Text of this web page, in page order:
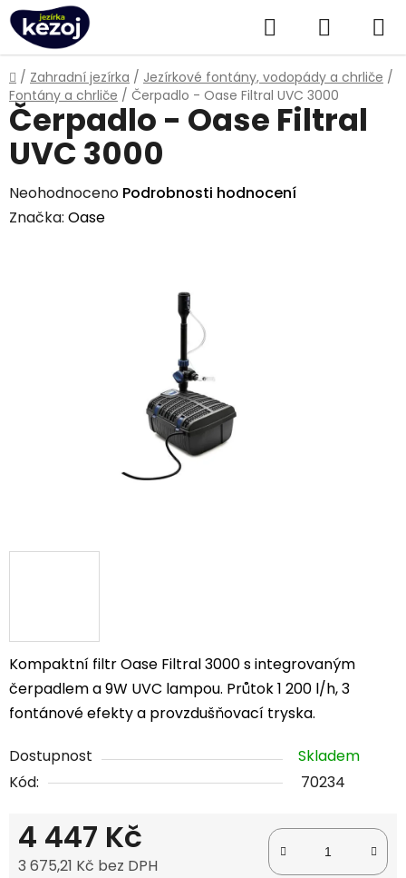
Přejít
na
obsah
Hledat
KOŠÍK
Domů
/ Zahradní jezírka / Jezírkové fontány, vodopády a chrliče /
Fontány a chrliče / Čerpadlo - Oase Filtral UVC 3000
Kompaktní filtr Oase Filtral 3000 s integrovaným
čerpadlem a 9W UVC lampou. Průtok 1 200 l/h, 3
fontánové efekty a provzdušňovací tryska.
Dostupnost
Skladem
Kód:
70234
4 447 Kč
3 675,21 Kč bez DPH
Čerpadlo - Oase Filtral
UVC 3000
Průměrné
hodnocení
Neohodnoceno Podrobnosti hodnocení
Značka: Oase